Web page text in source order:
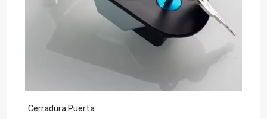
Cerradura Puerta